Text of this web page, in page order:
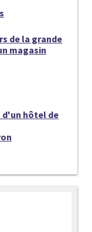
de la grande
magasin
d'un hôtel de